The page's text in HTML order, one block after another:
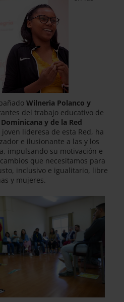
Wilneria Polanco y
del trabajo educativo de
y de la Red
lideresa de esta Red, ha
e ilusionante a las y los
impulsando su motivación e
que necesitamos para
inclusivo e igualitario, libre
y mujeres.